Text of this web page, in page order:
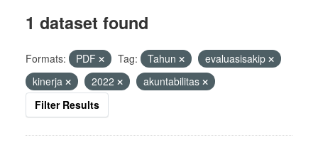
1 dataset found
Formats: PDF Tag: Tahun
evaluasisakip
kinerja
2022
akuntabilitas
Filter Results